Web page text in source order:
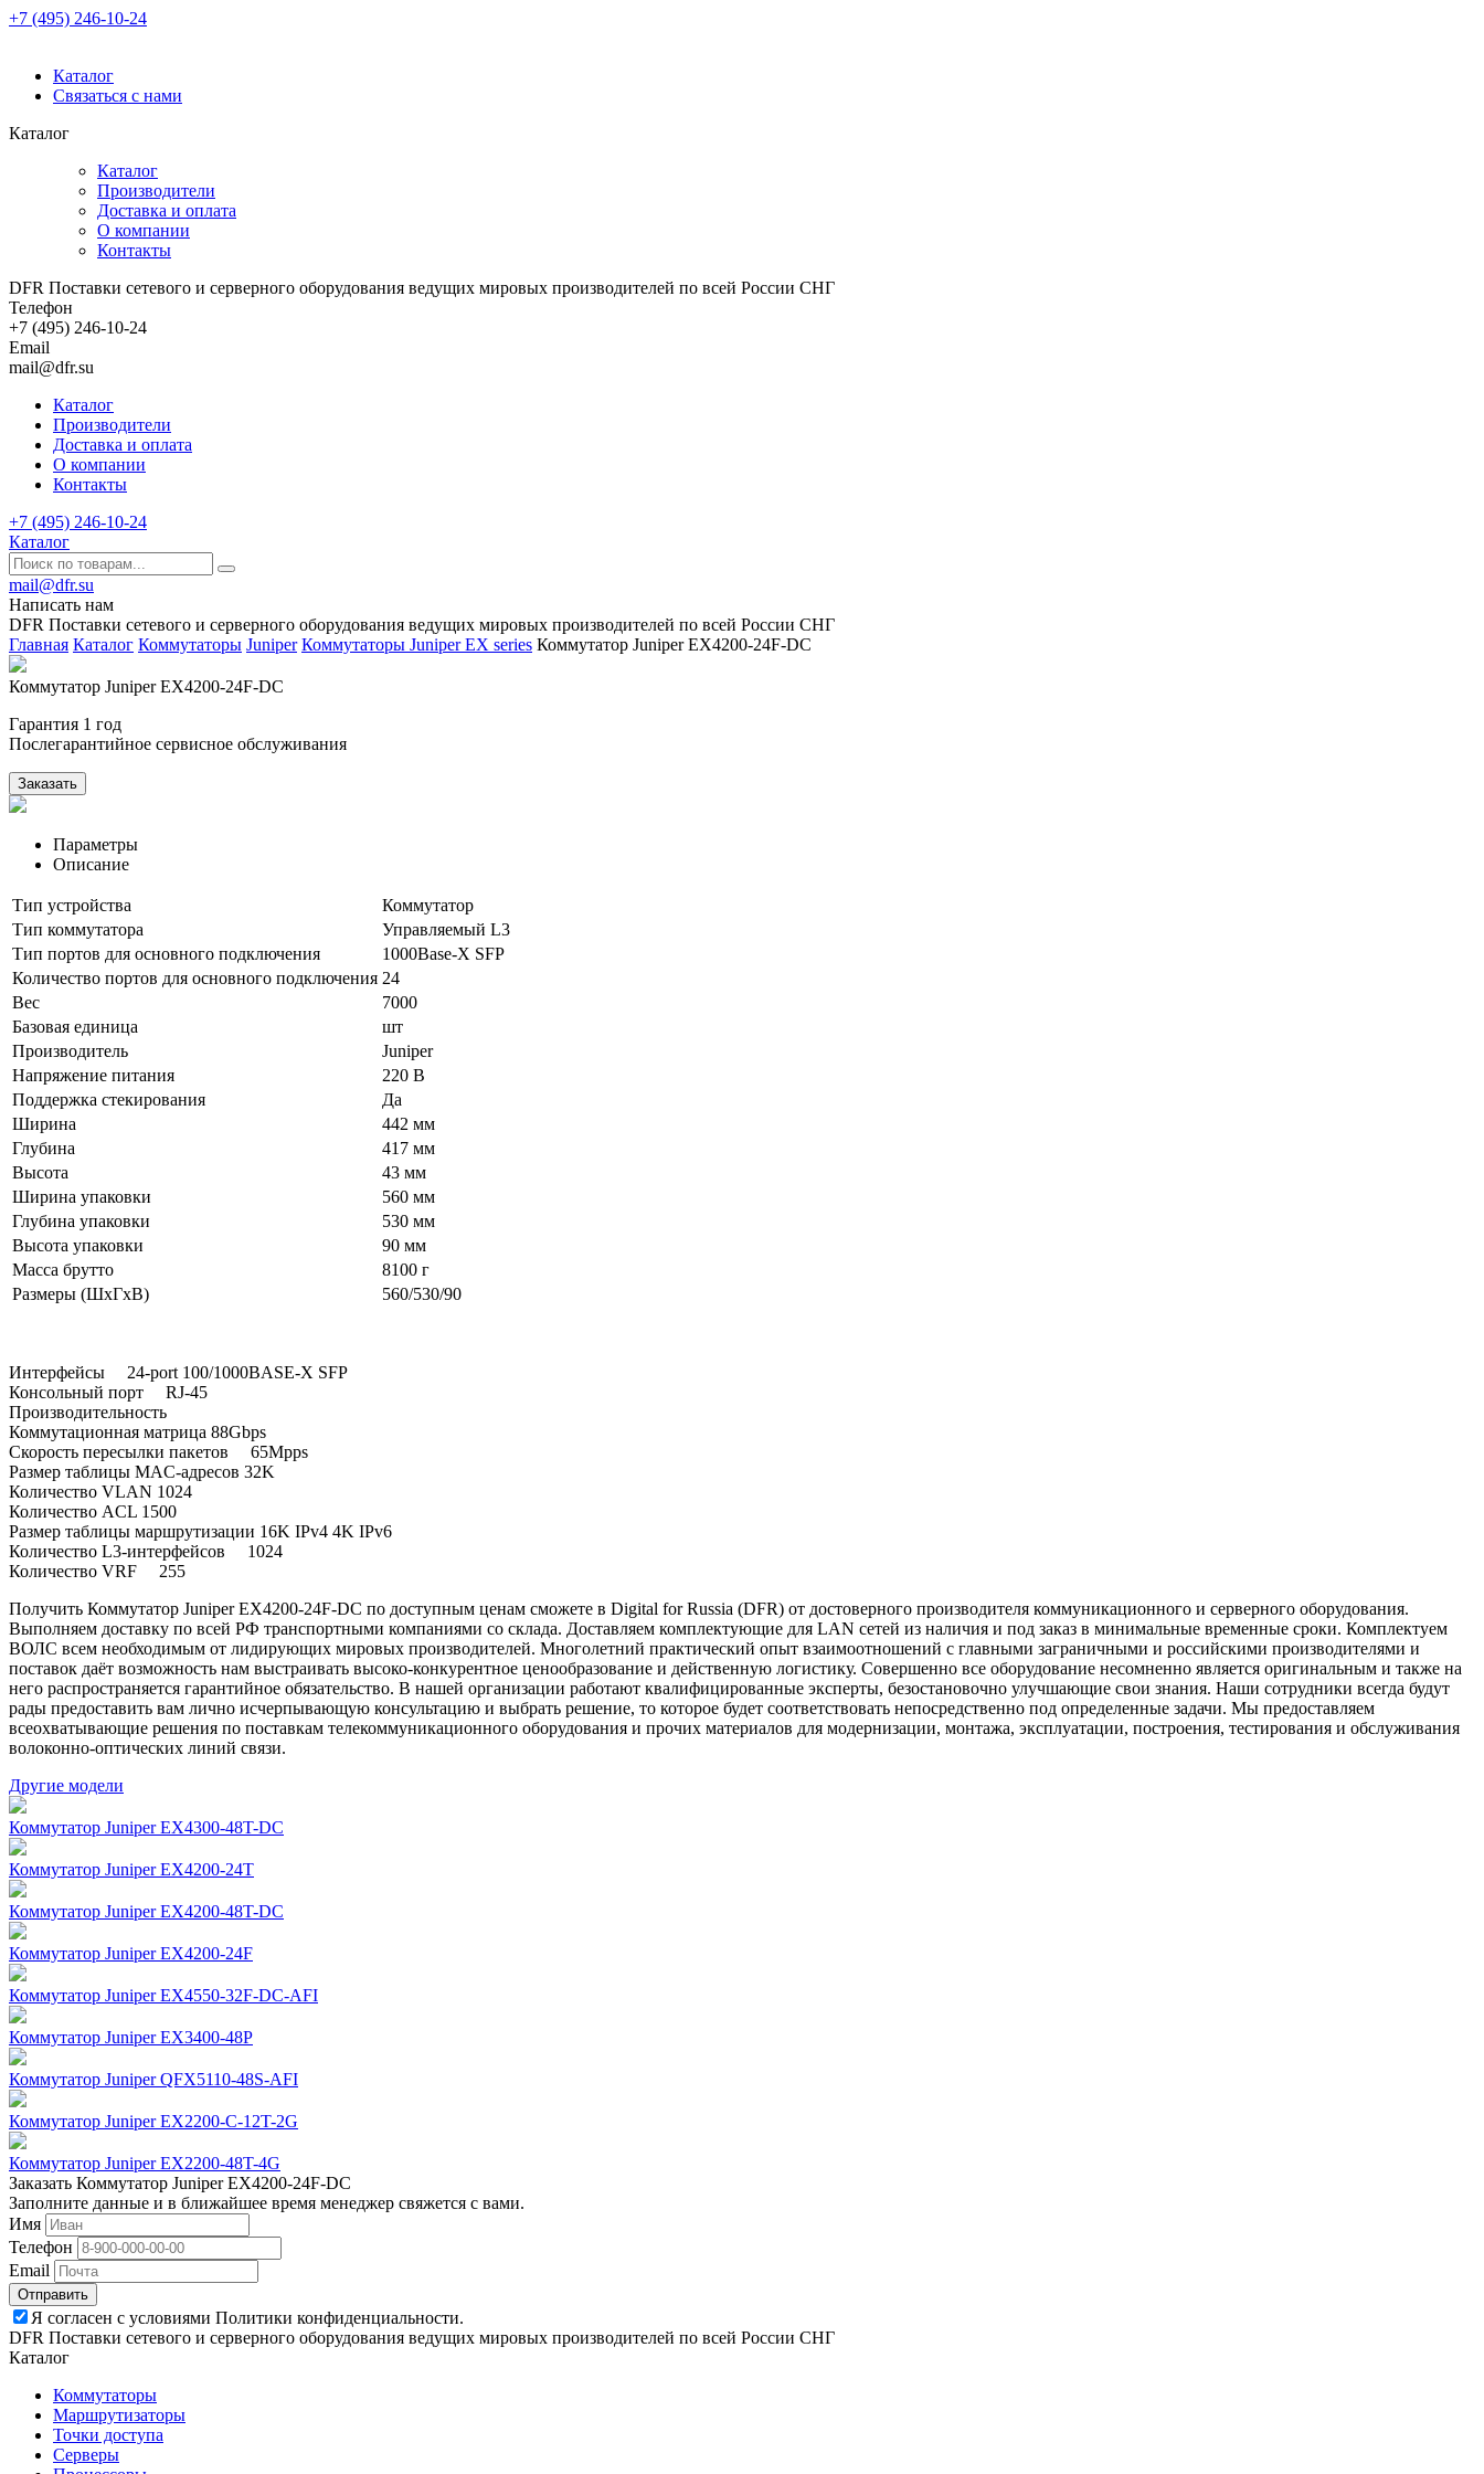
+7 (495) 246-10-24
Каталог
Связаться с нами
Каталог
Каталог
Производители
Доставка и оплата
О компании
Контакты
DFR Поставки сетевого и серверного оборудования ведущих мировых производителей по всей России СНГ
Телефон
+7 (495) 246-10-24
Email
mail@dfr.su
Каталог
Производители
Доставка и оплата
О компании
Контакты
+7 (495) 246-10-24
Каталог
mail@dfr.su
Написать нам
DFR Поставки сетевого и серверного оборудования ведущих мировых производителей по всей России СНГ
Главная Каталог Коммутаторы Juniper Коммутаторы Juniper EX series Коммутатор Juniper EX4200-24F-DC
Коммутатор Juniper EX4200-24F-DC
Гарантия 1 год
Послегарантийное сервисное обслуживания
Заказать
Параметры
Описание
Тип устройства
Коммутатор
Тип коммутатора
Управляемый L3
Тип портов для основного подключения
1000Base-X SFP
Количество портов для основного подключения 24
Вес
7000
Базовая единица
шт
Производитель
Juniper
Напряжение питания
220 В
Поддержка стекирования
Да
Ширина
442 мм
Глубина
417 мм
Высота
43 мм
Ширина упаковки
560 мм
Глубина упаковки
530 мм
Высота упаковки
90 мм
Масса брутто
8100 г
Размеры (ШхГхВ)
560/530/90
Интерфейсы 24-port 100/1000BASE-X SFP
Консольный порт RJ-45
Производительность
Коммутационная матрица 88Gbps
Скорость пересылки пакетов 65Mpps
Размер таблицы MAC-адресов 32K
Количество VLAN 1024
Количество ACL 1500
Размер таблицы маршрутизации 16K IPv4 4K IPv6
Количество L3-интерфейсов 1024
Количество VRF 255
Получить Коммутатор Juniper EX4200-24F-DC по доступным ценам сможете в Digital for Russia (DFR) от достоверного производителя коммуникационного и серверного оборудования.
Выполняем доставку по всей РФ транспортными компаниями со склада. Доставляем комплектующие для LAN сетей из наличия и под заказ в минимальные временные сроки. Комплектуем
ВОЛС всем необходимым от лидирующих мировых производителей. Многолетний практический опыт взаимоотношений с главными заграничными и российскими производителями и
поставок даёт возможность нам выстраивать высоко-конкурентное ценообразование и действенную логистику. Совершенно все оборудование несомненно является оригинальным и также на
него распространяется гарантийное обязательство. В нашей организации работают квалифицированные эксперты, безостановочно улучшающие свои знания. Наши сотрудники всегда будут
рады предоставить вам лично исчерпывающую консультацию и выбрать решение, то которое будет соответствовать непосредственно под определенные задачи. Мы предоставляем
всеохватывающие решения по поставкам телекоммуникационного оборудования и прочих материалов для модернизации, монтажа, эксплуатации, построения, тестирования и обслуживания
волоконно-оптических линий связи.
Другие модели
Коммутатор Juniper EX4300-48T-DC
Коммутатор Juniper EX4200-24T
Коммутатор Juniper EX4200-48T-DC
Коммутатор Juniper EX4200-24F
Коммутатор Juniper EX4550-32F-DC-AFI
Коммутатор Juniper EX3400-48P
Коммутатор Juniper QFX5110-48S-AFI
Коммутатор Juniper EX2200-C-12T-2G
Коммутатор Juniper EX2200-48T-4G
Заказать Коммутатор Juniper EX4200-24F-DC
Заполните данные и в ближайшее время менеджер свяжется с вами.
Имя
Телефон
Email
Отправить
Я согласен с условиями Политики конфиденциальности.
DFR Поставки сетевого и серверного оборудования ведущих мировых производителей по всей России СНГ
Каталог
Коммутаторы
Маршрутизаторы
Точки доступа
Серверы